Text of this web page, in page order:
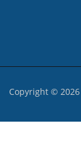
Copyright ©